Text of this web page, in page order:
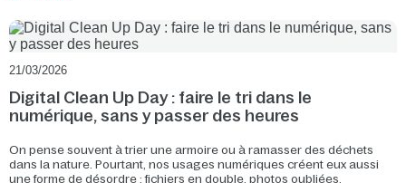
21/03/2026
Digital Clean Up Day : faire le tri dans le
numérique, sans y passer des heures
On pense souvent à trier une armoire ou à ramasser des déchets
dans la nature. Pourtant, nos usages numériques créent eux aussi
une forme de désordre : fichiers en double, photos oubliées,